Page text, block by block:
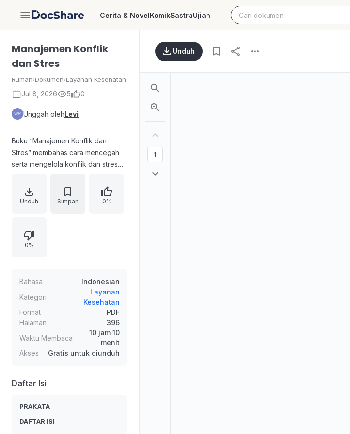
DocShare Cerita & NovelKomikSastraUjian
Manajemen Konflik
dan Stres
Rumah›Dokumen›Layanan Kesehatan
Jul 8, 2026 5 0
Unggah olehLevi
Buku “Manajemen Konflik dan
Stres” membahas cara mencegah
serta mengelola konflik dan stres
dunia kerja. Uraian menekankan
bahwa perbedaan kebutuhan,
konflik bila disikapi melalui asumsi
dan interpretasi keliru. Materi juga
dampak fisik dan risiko gangguan
kesehatan. Pembahasan strategi
manajemen stres preventif dan
kuratif dipaparkan bersama
keterampilan kesehatan psikologis.
Unduh Simpan 0%
0%
Bahasa
Indonesian
Kategori
Layanan
Kesehatan
Format
PDF
Halaman
396
Waktu Membaca
10 jam 10
menit
Akses
Gratis untuk diunduh
Daftar Isi
PRAKATA
DAFTAR ISI
Unduh